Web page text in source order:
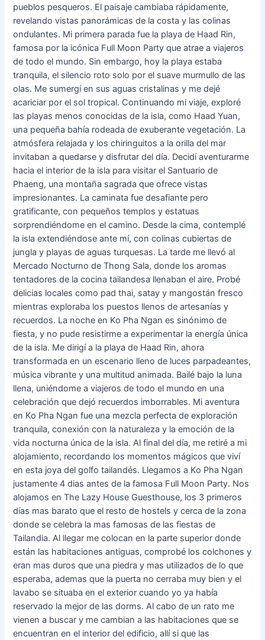
pueblos pesqueros. El paisaje cambiaba rápidamente,
revelando vistas panorámicas de la costa y las colinas
ondulantes. Mi primera parada fue la playa de Haad Rin,
famosa por la icónica Full Moon Party que atrae a viajeros
de todo el mundo. Sin embargo, hoy la playa estaba
tranquila, el silencio roto solo por el suave murmullo de las
olas. Me sumergí en sus aguas cristalinas y me dejé
acariciar por el sol tropical. Continuando mi viaje, exploré
las playas menos conocidas de la isla, como Haad Yuan,
una pequeña bahía rodeada de exuberante vegetación. La
atmósfera relajada y los chiringuitos a la orilla del mar
invitaban a quedarse y disfrutar del día. Decidí aventurarme
hacia el interior de la isla para visitar el Santuario de
Phaeng, una montaña sagrada que ofrece vistas
impresionantes. La caminata fue desafiante pero
gratificante, con pequeños templos y estatuas
sorprendiéndome en el camino. Desde la cima, contemplé
la isla extendiéndose ante mí, con colinas cubiertas de
jungla y playas de aguas turquesas. La tarde me llevó al
Mercado Nocturno de Thong Sala, donde los aromas
tentadores de la cocina tailandesa llenaban el aire. Probé
delicias locales como pad thai, satay y mangostán fresco
mientras exploraba los puestos llenos de artesanías y
recuerdos. La noche en Ko Pha Ngan es sinónimo de
fiesta, y no pude resistirme a experimentar la energía única
de la isla. Me dirigí a la playa de Haad Rin, ahora
transformada en un escenario lleno de luces parpadeantes,
música vibrante y una multitud animada. Bailé bajo la luna
llena, uniéndome a viajeros de todo el mundo en una
celebración que dejó recuerdos imborrables. Mi aventura
en Ko Pha Ngan fue una mezcla perfecta de exploración
tranquila, conexión con la naturaleza y la emoción de la
vida nocturna única de la isla. Al final del día, me retiré a mi
alojamiento, recordando los momentos mágicos que viví
en esta joya del golfo tailandés. Llegamos a Ko Pha Ngan
justamente 4 dias antes de la famosa Full Moon Party. Nos
alojamos en The Lazy House Guesthouse, los 3 primeros
días mas barato que el resto de hostels y cerca de la zona
donde se celebra la mas famosas de las fiestas de
Tailandia. Al llegar me colocan en la parte superior donde
están las habitaciones antiguas, comprobé los colchones y
eran mas duros que una piedra y mas utilizados de lo que
esperaba, ademas que la puerta no cerraba muy bien y el
lavabo se situaba en el exterior cuando yo ya había
reservado la mejor de las dorms. Al cabo de un rato me
vienen a buscar y me cambian a las habitaciones que se
encuentran en el interior del edificio, allí si que las